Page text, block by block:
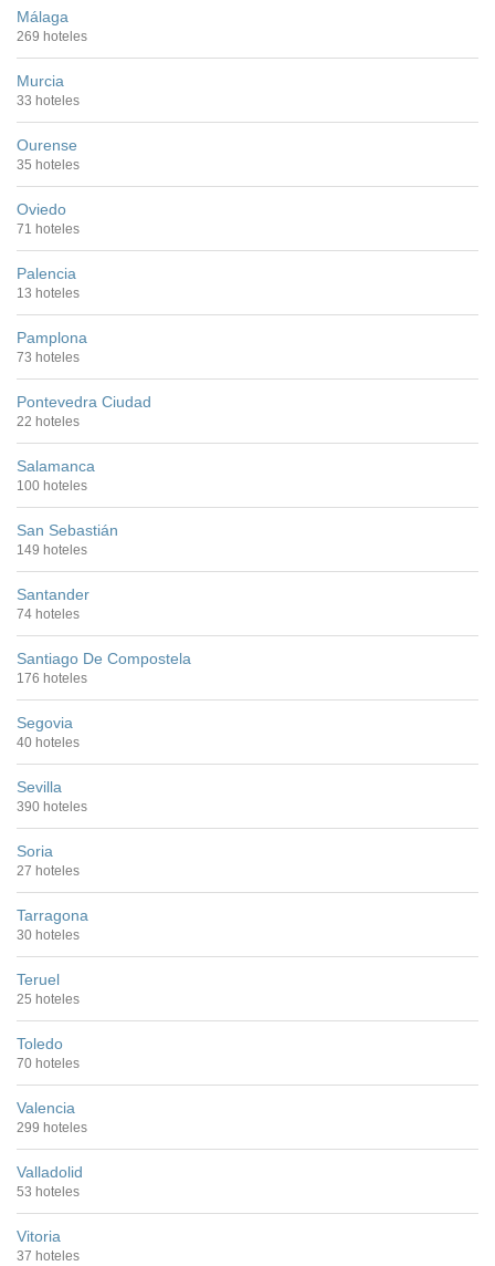
Málaga
269 hoteles
Murcia
33 hoteles
Ourense
35 hoteles
Oviedo
71 hoteles
Palencia
13 hoteles
Pamplona
73 hoteles
Pontevedra Ciudad
22 hoteles
Salamanca
100 hoteles
San Sebastián
149 hoteles
Santander
74 hoteles
Santiago De Compostela
176 hoteles
Segovia
40 hoteles
Sevilla
390 hoteles
Soria
27 hoteles
Tarragona
30 hoteles
Teruel
25 hoteles
Toledo
70 hoteles
Valencia
299 hoteles
Valladolid
53 hoteles
Vitoria
37 hoteles